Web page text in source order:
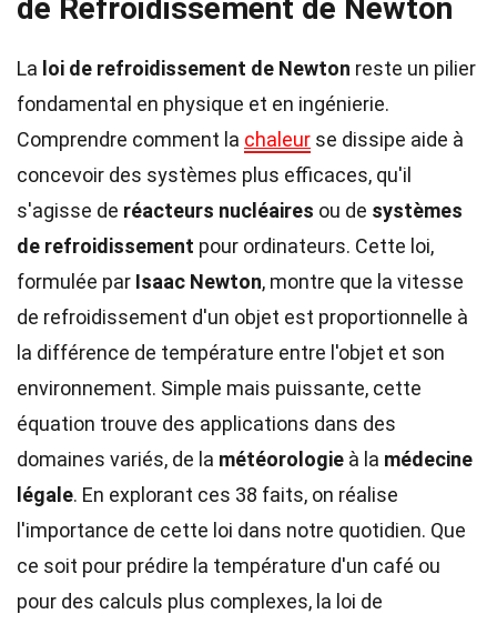
de Refroidissement de Newton
La loi de refroidissement de Newton reste un pilier
fondamental en physique et en ingénierie.
Comprendre comment la chaleur se dissipe aide à
concevoir des systèmes plus efficaces, qu'il
s'agisse de réacteurs nucléaires ou de systèmes
de refroidissement pour ordinateurs. Cette loi,
formulée par Isaac Newton, montre que la vitesse
de refroidissement d'un objet est proportionnelle à
la différence de température entre l'objet et son
environnement. Simple mais puissante, cette
équation trouve des applications dans des
domaines variés, de la météorologie à la médecine
légale. En explorant ces 38 faits, on réalise
l'importance de cette loi dans notre quotidien. Que
ce soit pour prédire la température d'un café ou
pour des calculs plus complexes, la loi de